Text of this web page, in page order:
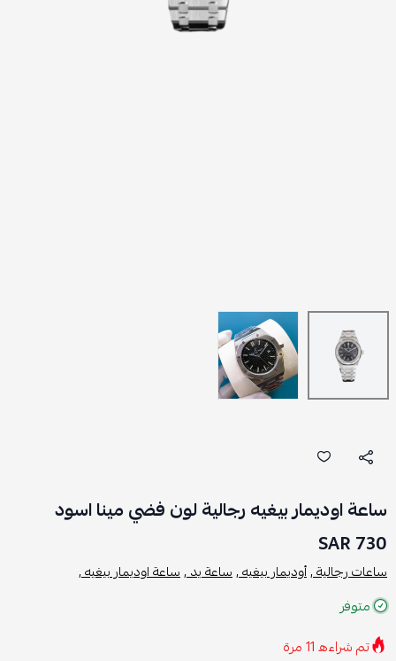
ساعة اوديمار بيغيه رجالية لون فضي مينا اسود
730 SAR
ساعات رجالية ,أوديمار بيغيه ,ساعة يد ,ساعة اوديمار بيغيه ,
متوفر
تم شراءه11مرة